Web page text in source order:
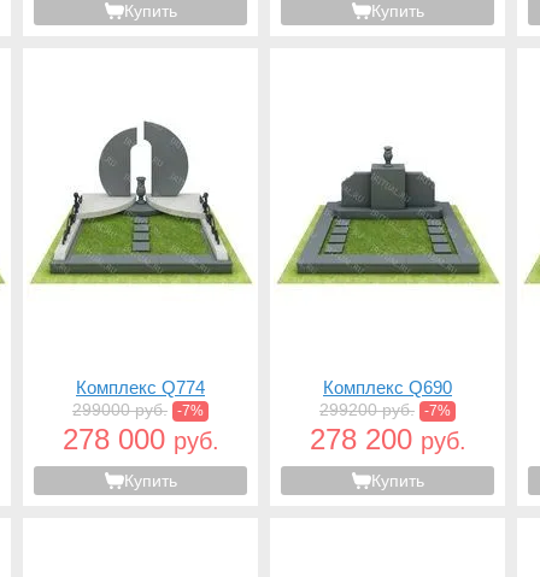
Купить Купить
Комплекс Q774
299000 руб. -7%
278 000 руб.
Купить
Комплекс Q690
299200 руб. -7%
278 200 руб.
Купить